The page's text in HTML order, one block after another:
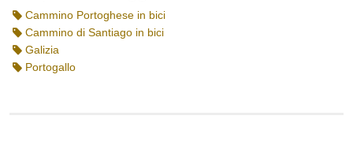
Cammino Portoghese in bici
Cammino di Santiago in bici
Galizia
Portogallo